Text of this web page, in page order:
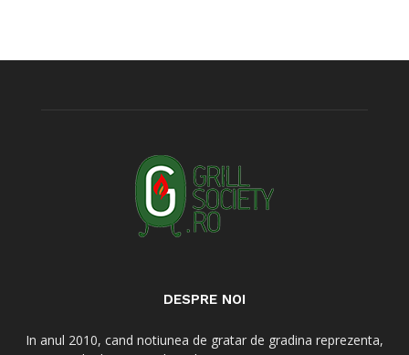
DESPRE NOI
In anul 2010, cand notiunea de gratar de gradina reprezenta,